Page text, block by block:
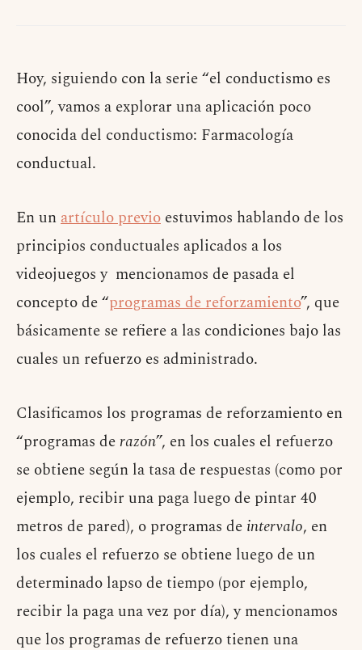
Hoy, siguiendo con la serie “el conductismo es
cool”, vamos a explorar una aplicación poco
conocida del conductismo: Farmacología
conductual.
En unartículo previo estuvimos hablando de los
principios conductuales aplicados a los
videojuegos y mencionamos de pasada el
concepto de “programas de reforzamiento”, que
básicamente se refiere a las condiciones bajo las
cuales un refuerzo es administrado.
Clasificamos los programas de reforzamiento en
“programas de razón”, en los cuales el refuerzo
se obtiene según la tasa de respuestas (como por
ejemplo, recibir una paga luego de pintar 40
metros de pared), o programas de intervalo, en
los cuales el refuerzo se obtiene luego de un
determinado lapso de tiempo (por ejemplo,
recibir la paga una vez por día), y mencionamos
que los programas de refuerzo tienen una